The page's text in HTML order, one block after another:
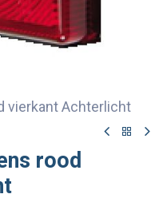
vierkant Achterlicht
rood